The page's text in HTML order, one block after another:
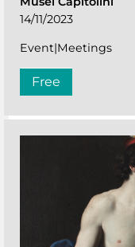
14/11/2023
Event|Meetings
Free